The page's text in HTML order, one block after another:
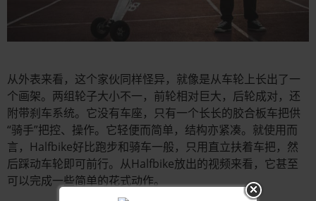
从外表来看，这个家伙同样怪异，就像是从车轮上长出了一
个画架。两组轮子大小不一，前轮相对巨大，后轮成对，还
附带刹车系统。它没有车座，只有一个长长的胶合板车把供
“骑手”把控、操作。它轻便而简单，结构亦紧凑。就使用而
言，Halfbike好比跑步和骑车一般，只用直立扶着车把，然
后踩动车轮即可前行。从Halfbike放出的视频来看，它甚至
可以完成一些简单的花式动作。